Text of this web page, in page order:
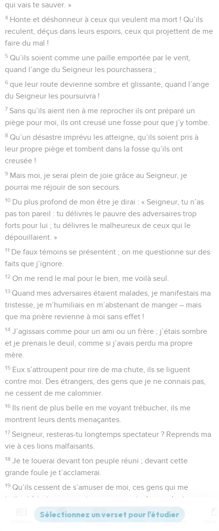
leur appel.
17
Le Seigneur s’oppose à ceux qui font le mal, afin
d’éliminer leur nom du pays.
18 Dès que les fidèles appellent au secours, le Seigneur
entend et les délivre de toutes leurs angoisses.
19 Il est proche de ceux qui ont le cœur brisé, il sauve ceux
qui ont l’esprit abattu.
20
Le fidèle endure de nombreux maux, mais le Seigneur le
délivre de tous,
21 il veille sur tous les membres de son corps, pour qu’on ne
lui brise aucun os.
22 Le méchant mourra de sa méchanceté, et ceux qui en
veulent aux fidèles devront en subir la peine.
23
Le Seigneur sauve la vie de ses serviteurs ; il n’y a pas de
condamnation pour ceux qui ont recours à lui.
© Société biblique française – Bibli’O, 1997, avec autorisation. Pour vous procurer
une Bible imprimée, rendez-vous sur www.editionsbiblio.fr
Psaumes 35
Seuls les Évangiles sont disponibles en vidéo pour le moment.
C'est chez toi, Seigneur, qu'est la source de
la vie
1 Seigneur, sois l’adversaire de mes adversaires, fais la
guerre à ceux qui me font la guerre.
Empoigne le petit et le grand boucliers, interviens pour me
secourir.
qui me persécutent. J’attends que tu me dises : « C’est moi
qui vais te sauver. »
Honte et déshonneur à ceux qui veulent ma mort ! Qu’ils
reculent, déçus dans leurs espoirs, ceux qui projettent de me
faire du mal !
5 Qu’ils soient comme une paille emportée par le vent,
quand l’ange du Seigneur les pourchassera ;
du Seigneur les poursuivra !
Versions Commentaires Strong